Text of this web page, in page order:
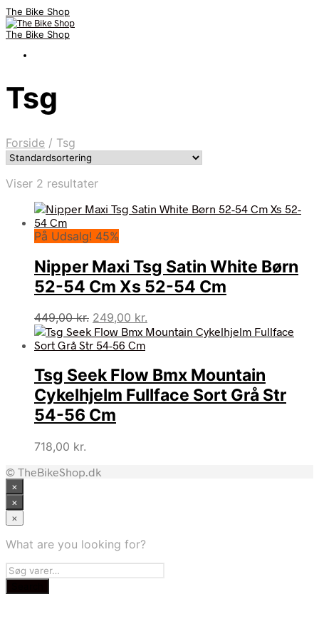
The Bike Shop
The Bike Shop
Tsg
Forside / Tsg
Viser 2 resultater
På Udsalg! 45%
Nipper Maxi Tsg Satin White Børn
52-54 Cm Xs 52-54 Cm
449,00kr. Den
oprindelige
pris
449,00 kr..
249,00 kr.
aktuelle
249,00 kr..
Tsg Seek Flow Bmx Mountain
Cykelhjelm Fullface Sort Grå Str
54-56 Cm
718,00 kr.
© TheBikeShop.dk
×
×
×
What are you looking for?